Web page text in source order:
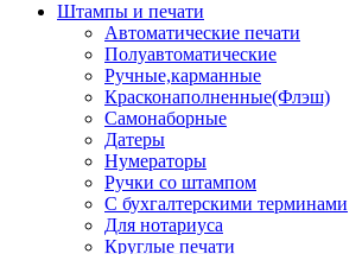
Штампы и печати
Автоматические печати
Полуавтоматические
Ручные,карманные
Красконаполненные(Флэш)
Самонаборные
Датеры
Нумераторы
Ручки со штампом
С бухгалтерскими терминами
Для нотариуса
Круглые печати